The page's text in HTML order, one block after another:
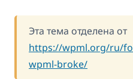
Эта тема отделена от
https://wpml.org/ru/
wpml-broke/